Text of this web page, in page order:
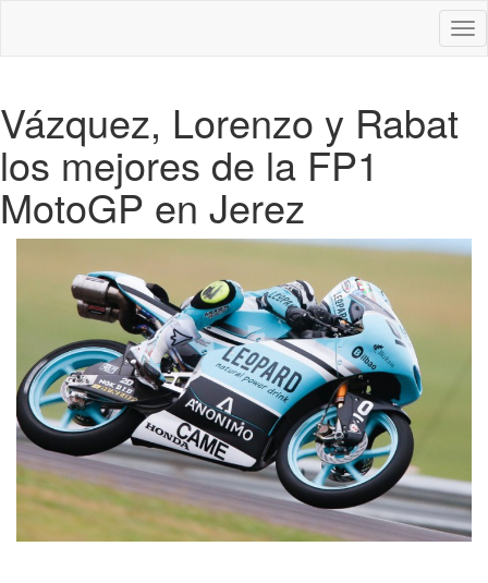
Vázquez, Lorenzo y Rabat
los mejores de la FP1
MotoGP en Jerez